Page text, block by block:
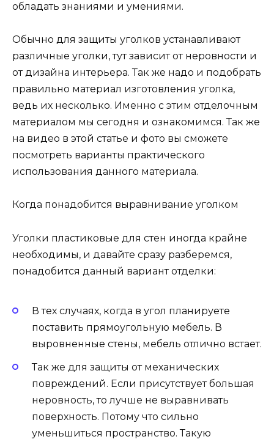
обладать знаниями и умениями.
Обычно для защиты уголков устанавливают
различные уголки, тут зависит от неровности и
от дизайна интерьера. Так же надо и подобрать
правильно материал изготовления уголка,
ведь их несколько. Именно с этим отделочным
материалом мы сегодня и ознакомимся. Так же
на видео в этой статье и фото вы сможете
посмотреть варианты практического
использования данного материала.
Когда понадобится выравнивание уголком
Уголки пластиковые для стен иногда крайне
необходимы, и давайте сразу разберемся,
понадобится данный вариант отделки:
В тех случаях, когда в угол планируете
поставить прямоугольную мебель. В
выровненные стены, мебель отлично встает.
Так же для защиты от механических
повреждений. Если присутствует большая
неровность, то лучше не выравнивать
поверхность. Потому что сильно
уменьшиться пространство. Такую